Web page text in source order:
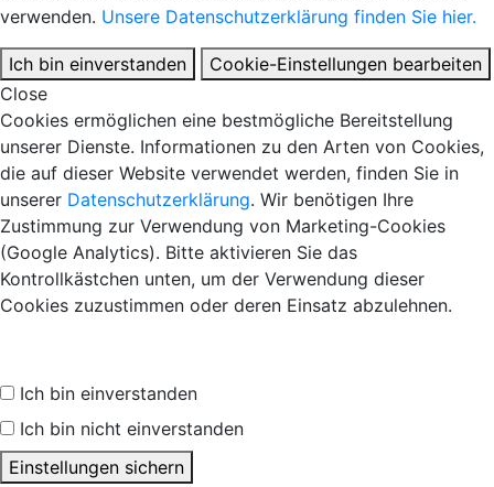
verwenden. Unsere Datenschutzerklärung finden Sie hier.
Ich bin einverstanden
Cookie-Einstellungen bearbeiten
Close
Cookies ermöglichen eine bestmögliche Bereitstellung
unserer Dienste. Informationen zu den Arten von Cookies,
die auf dieser Website verwendet werden, finden Sie in
unserer Datenschutzerklärung. Wir benötigen Ihre
Zustimmung zur Verwendung von Marketing-Cookies
(Google Analytics). Bitte aktivieren Sie das
Kontrollkästchen unten, um der Verwendung dieser
Cookies zuzustimmen oder deren Einsatz abzulehnen.
Ich bin einverstanden
Ich bin nicht einverstanden
Einstellungen sichern